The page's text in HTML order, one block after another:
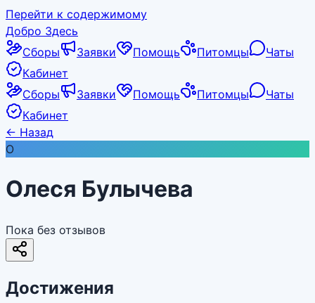
Перейти к содержимому
Добро Здесь
Сборы
Заявки Помощь Питомцы
Чаты
Кабинет
Сборы
Заявки Помощь Питомцы
Чаты
Кабинет
← Назад
О
Олеся Булычева
Пока без отзывов
Достижения